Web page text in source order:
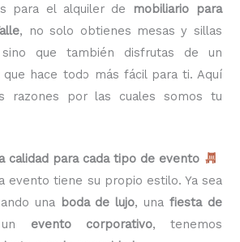
para el alquiler de
mobiliario para
, no solo obtienes mesas y sillas
que también disfrutas de un
que hace todo más fácil para ti. Aquí
razones por las cuales somos tu
calidad para cada tipo de evento
evento tiene su propio estilo. Ya sea
una boda de lujo, una fiesta de
evento corporativo, tenemos